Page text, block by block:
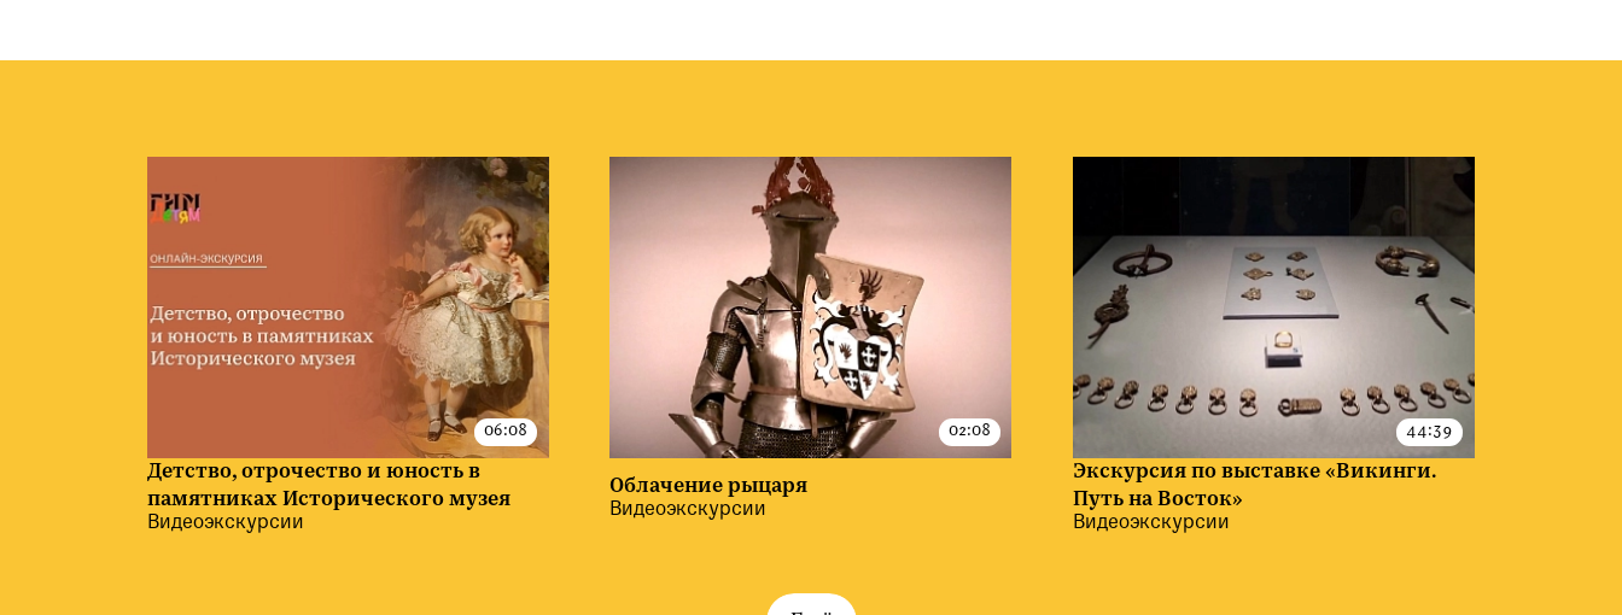
Детство, отрочество и юность в
памятниках Исторического музея
Видеоэкскурсии
Облачение рыцаря
Видеоэкскурсии
Экскурсия по выставке «Викинги.
Путь на Восток»
Видеоэкскурсии